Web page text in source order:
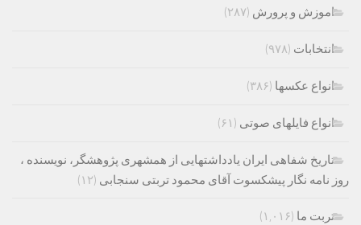
اموزش و پرورش (۲۸۷)
انتخابات (۹۷۸)
انواع عکسها (۳۸۶)
انواع فایلهای صوتی (۶۱)
تاریخ شفاهی ایران یادداشتهایی از همشهری پژوهشگر، نویسنده ،
روز نامه نگار پیشکسوت آقای محمود تربتی سنجابی (۱۲)
تربت ما (۱,۰۱۶)